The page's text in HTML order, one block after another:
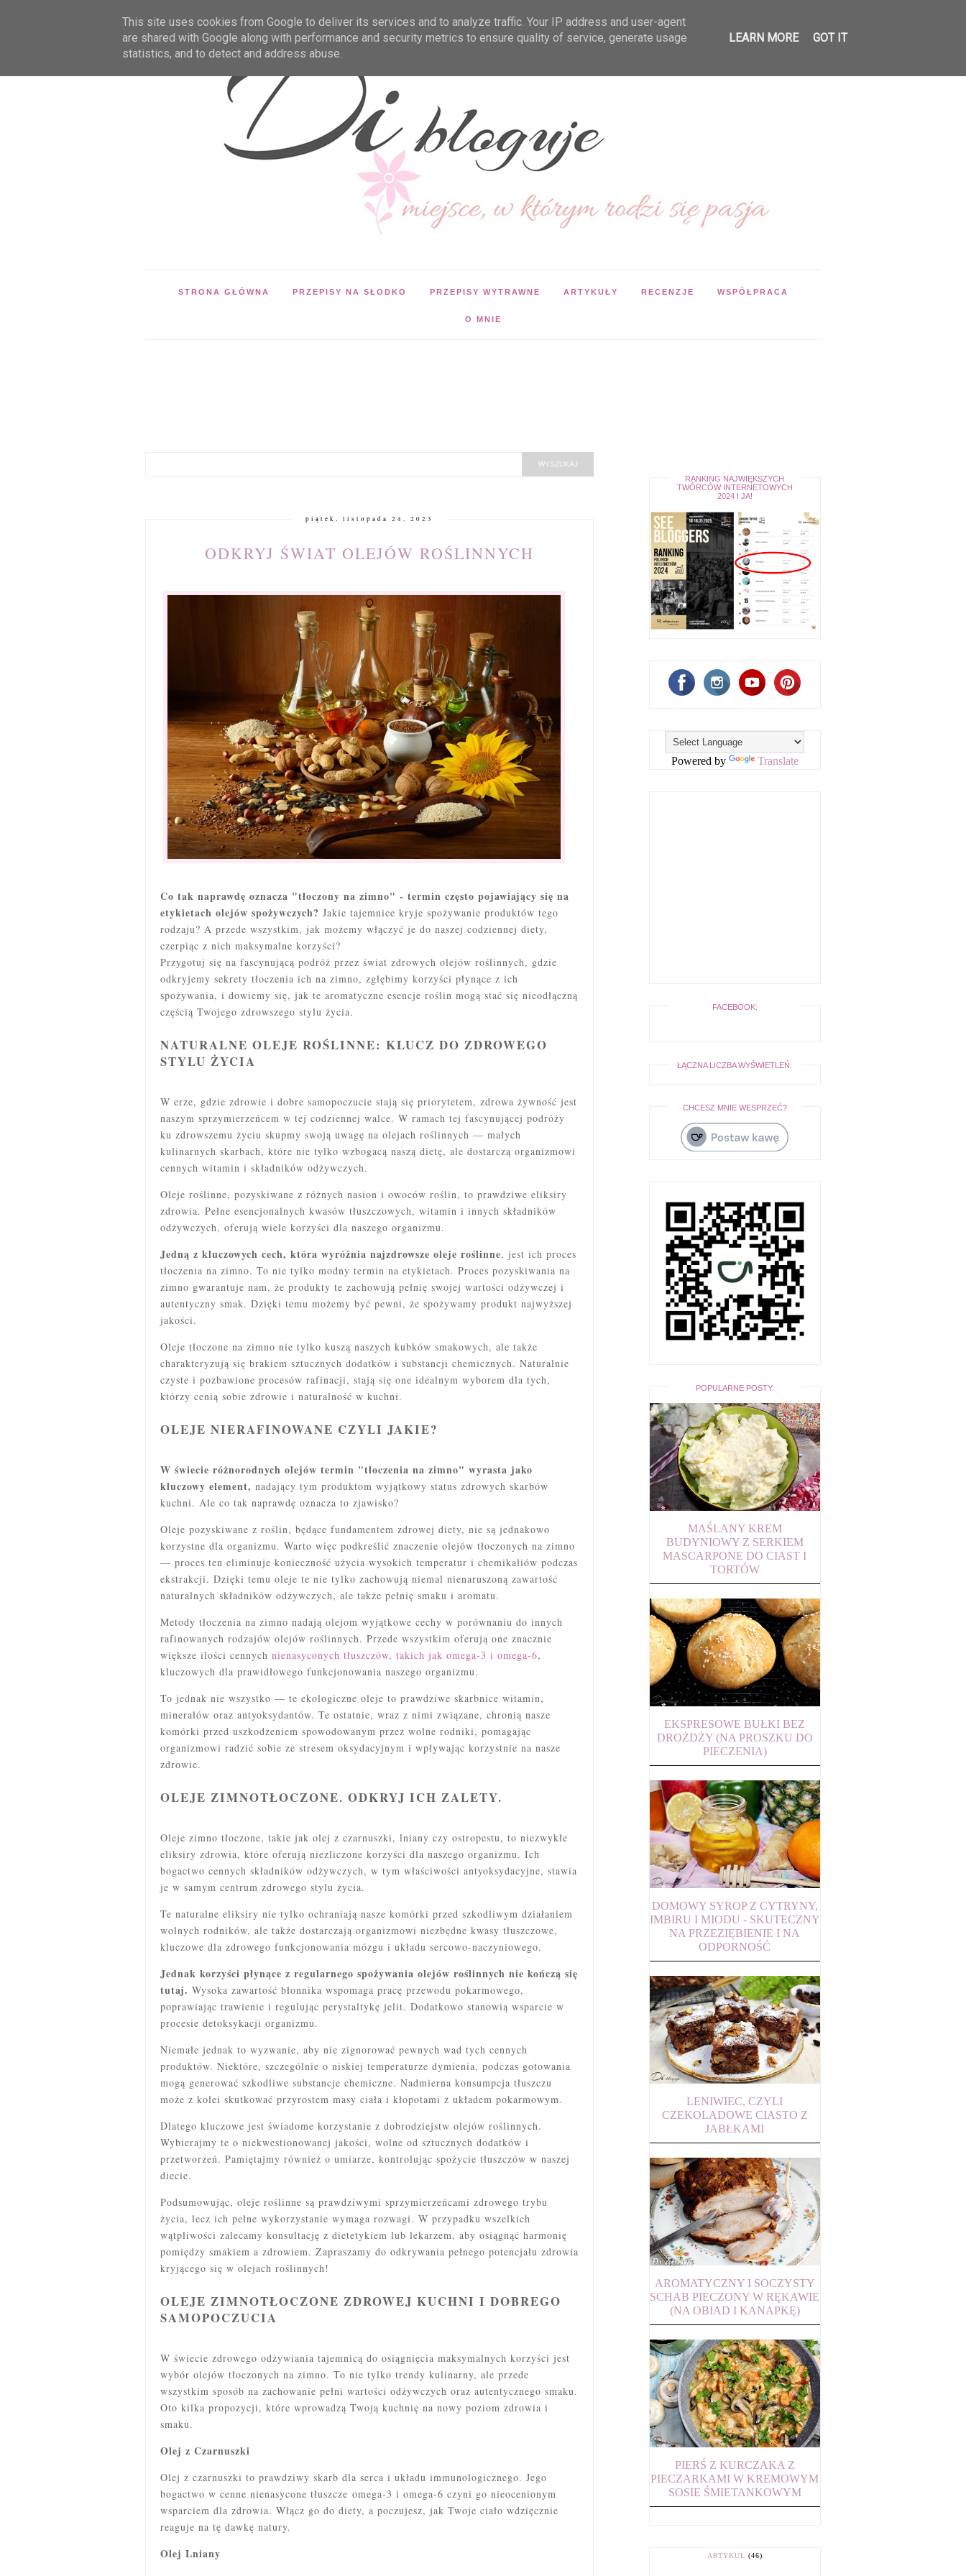
STRONA GŁÓWNA PRZEPISY NA SŁODKO PRZEPISY WYTRAWNE ARTYKUŁY RECENZJE WSPÓŁPRACA
O MNIE
piątek, listopada 24, 2023
ODKRYJ ŚWIAT OLEJÓW ROŚLINNYCH
Co tak naprawdę oznacza "tłoczony na zimno" - termin często pojawiający się na
etykietach olejów spożywczych? Jakie tajemnice kryje spożywanie produktów tego
rodzaju? A przede wszystkim, jak możemy włączyć je do naszej codziennej diety,
czerpiąc z nich maksymalne korzyści?
Przygotuj się na fascynującą podróż przez świat zdrowych olejów roślinnych, gdzie
odkryjemy sekrety tłoczenia ich na zimno, zgłębimy korzyści płynące z ich
spożywania, i dowiemy się, jak te aromatyczne esencje roślin mogą stać się nieodłączną
częścią Twojego zdrowszego stylu życia.
NATURALNE OLEJE ROŚLINNE: KLUCZ DO ZDROWEGO
STYLU ŻYCIA
W erze, gdzie zdrowie i dobre samopoczucie stają się priorytetem, zdrowa żywność jest
naszym sprzymierzeńcem w tej codziennej walce. W ramach tej fascynującej podróży
ku zdrowszemu życiu skupmy swoją uwagę na olejach roślinnych — małych
kulinarnych skarbach, które nie tylko wzbogacą naszą dietę, ale dostarczą organizmowi
cennych witamin i składników odżywczych.
Oleje roślinne, pozyskiwane z różnych nasion i owoców roślin, to prawdziwe eliksiry
zdrowia. Pełne esencjonalnych kwasów tłuszczowych, witamin i innych składników
odżywczych, oferują wiele korzyści dla naszego organizmu.
Jedną z kluczowych cech, która wyróżnia najzdrowsze oleje roślinne, jest ich proces
tłoczenia na zimno. To nie tylko modny termin na etykietach. Proces pozyskiwania na
zimno gwarantuje nam, że produkty te zachowują pełnię swojej wartości odżywczej i
autentyczny smak. Dzięki temu możemy być pewni, że spożywamy produkt najwyższej
jakości.
Oleje tłoczone na zimno nie tylko kuszą naszych kubków smakowych, ale także
charakteryzują się brakiem sztucznych dodatków i substancji chemicznych. Naturalnie
czyste i pozbawione procesów rafinacji, stają się one idealnym wyborem dla tych,
którzy cenią sobie zdrowie i naturalność w kuchni.
OLEJE NIERAFINOWANE CZYLI JAKIE?
W świecie różnorodnych olejów termin "tłoczenia na zimno" wyrasta jako
kluczowy element, nadający tym produktom wyjątkowy status zdrowych skarbów
kuchni. Ale co tak naprawdę oznacza to zjawisko?
Oleje pozyskiwane z roślin, będące fundamentem zdrowej diety, nie są jednakowo
korzystne dla organizmu. Warto więc podkreślić znaczenie olejów tłoczonych na zimno
— proces ten eliminuje konieczność użycia wysokich temperatur i chemikaliów podczas
ekstrakcji. Dzięki temu oleje te nie tylko zachowują niemal nienaruszoną zawartość
naturalnych składników odżywczych, ale także pełnię smaku i aromatu.
Metody tłoczenia na zimno nadają olejom wyjątkowe cechy w porównaniu do innych
rafinowanych rodzajów olejów roślinnych. Przede wszystkim oferują one znacznie
większe ilości cennych nienasyconych tłuszczów, takich jak omega-3 i omega-6,
kluczowych dla prawidłowego funkcjonowania naszego organizmu.
To jednak nie wszystko — te ekologiczne oleje to prawdziwe skarbnice witamin,
minerałów oraz antyoksydantów. Te ostatnie, wraz z nimi związane, chronią nasze
komórki przed uszkodzeniem spowodowanym przez wolne rodniki, pomagając
organizmowi radzić sobie ze stresem oksydacyjnym i wpływając korzystnie na nasze
zdrowie.
OLEJE ZIMNOTŁOCZONE. ODKRYJ ICH ZALETY.
Oleje zimno tłoczone, takie jak olej z czarnuszki, lniany czy ostropestu, to niezwykłe
eliksiry zdrowia, które oferują niezliczone korzyści dla naszego organizmu. Ich
bogactwo cennych składników odżywczych, w tym właściwości antyoksydacyjne, stawia
je w samym centrum zdrowego stylu życia.
Te naturalne eliksiry nie tylko ochraniają nasze komórki przed szkodliwym działaniem
wolnych rodników, ale także dostarczają organizmowi niezbędne kwasy tłuszczowe,
kluczowe dla zdrowego funkcjonowania mózgu i układu sercowo-naczyniowego.
Jednak korzyści płynące z regularnego spożywania olejów roślinnych nie kończą się
tutaj. Wysoka zawartość błonnika wspomaga pracę przewodu pokarmowego,
poprawiając trawienie i regulując perystaltykę jelit. Dodatkowo stanowią wsparcie w
procesie detoksykacji organizmu.
Niemałe jednak to wyzwanie, aby nie zignorować pewnych wad tych cennych
produktów. Niektóre, szczególnie o niskiej temperaturze dymienia, podczas gotowania
mogą generować szkodliwe substancje chemiczne. Nadmierna konsumpcja tłuszczu
może z kolei skutkować przyrostem masy ciała i kłopotami z układem pokarmowym.
Dlatego kluczowe jest świadome korzystanie z dobrodziejstw olejów roślinnych.
Wybierajmy te o niekwestionowanej jakości, wolne od sztucznych dodatków i
przetworzeń. Pamiętajmy również o umiarze, kontrolując spożycie tłuszczów w naszej
diecie.
Podsumowując, oleje roślinne są prawdziwymi sprzymierzeńcami zdrowego trybu
życia, lecz ich pełne wykorzystanie wymaga rozwagi. W przypadku wszelkich
wątpliwości zalecamy konsultację z dietetykiem lub lekarzem, aby osiągnąć harmonię
pomiędzy smakiem a zdrowiem. Zapraszamy do odkrywania pełnego potencjału zdrowia
kryjącego się w olejach roślinnych!
OLEJE ZIMNOTŁOCZONE ZDROWEJ KUCHNI I DOBREGO
SAMOPOCZUCIA
W świecie zdrowego odżywiania tajemnicą do osiągnięcia maksymalnych korzyści jest
wybór olejów tłoczonych na zimno. To nie tylko trendy kulinarny, ale przede
wszystkim sposób na zachowanie pełni wartości odżywczych oraz autentycznego smaku.
Oto kilka propozycji, które wprowadzą Twoją kuchnię na nowy poziom zdrowia i
smaku.
Olej z Czarnuszki
Olej z czarnuszki to prawdziwy skarb dla serca i układu immunologicznego. Jego
bogactwo w cenne nienasycone tłuszcze omega-3 i omega-6 czyni go nieocenionym
wsparciem dla zdrowia. Włącz go do diety, a poczujesz, jak Twoje ciało wdzięcznie
reaguje na tę dawkę natury.
Olej Lniany
RANKING NAJWIĘKSZYCH
TWÓRCÓW INTERNETOWYCH
2024 I JA!
Powered by Translate
FACEBOOK:
ŁĄCZNA LICZBA WYŚWIETLEŃ:
CHCESZ MNIE WESPRZEĆ?
POPULARNE POSTY:
MAŚLANY KREM
BUDYNIOWY Z SERKIEM
MASCARPONE DO CIAST I
TORTÓW
EKSPRESOWE BUŁKI BEZ
DROŻDŻY (NA PROSZKU DO
PIECZENIA)
DOMOWY SYROP Z CYTRYNY,
IMBIRU I MIODU - SKUTECZNY
NA PRZEZIĘBIENIE I NA
ODPORNOŚĆ
LENIWIEC, CZYLI
CZEKOLADOWE CIASTO Z
JABŁKAMI
AROMATYCZNY I SOCZYSTY
SCHAB PIECZONY W RĘKAWIE
(NA OBIAD I KANAPKĘ)
PIERŚ Z KURCZAKA Z
PIECZARKAMI W KREMOWYM
SOSIE ŚMIETANKOWYM
ARTYKUŁ (46)
This site uses cookies from Google to deliver its services and to analyze traffic. Your IP address and user-agent
are shared with Google along with performance and security metrics to ensure quality of service, generate usage
statistics, and to detect and address abuse.
LEARN MORE GOT IT